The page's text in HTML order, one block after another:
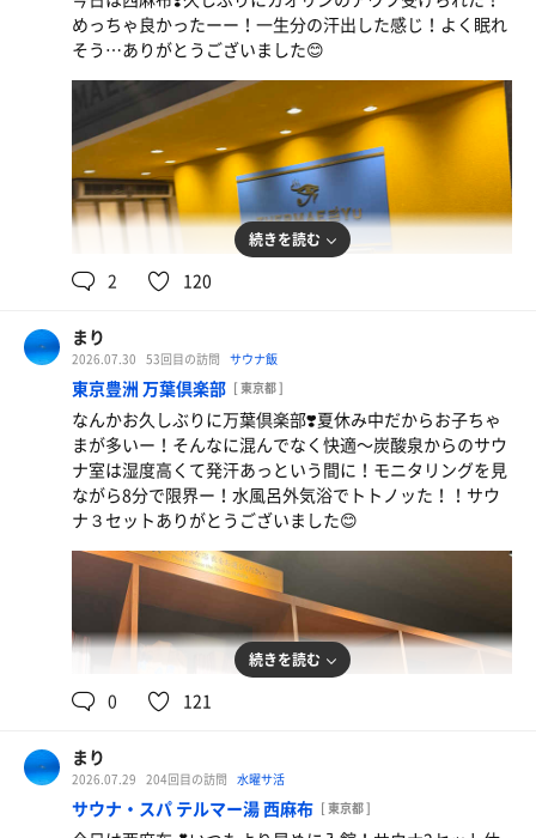
西麻布のメガオロポ本当に最高ーーー！
フルーツオロポ
久しぶりー！美味しい😋
めっちゃ良かったーー！一生分の汗出した感じ！よく眠れ
そう…ありがとうございました😊
メガオロポ
やっぱり西麻布のメガオロポ最高！！
続きを読む
2 120
まり
2026.07.30 53回目の訪問 サウナ飯
東京豊洲 万葉倶楽部 [ 東京都 ]
なんかお久しぶりに万葉倶楽部❣️夏休み中だからお子ちゃ
まが多いー！そんなに混んでなく快適〜炭酸泉からのサウ
ナ室は湿度高くて発汗あっという間に！モニタリングを見
ながら8分で限界ー！水風呂外気浴でトトノッた！！サウ
ナ３セットありがとうございました😊
続きを読む
0 121
まり
2026.07.29 204回目の訪問 水曜サ活
サウナ・スパ テルマー湯 西麻布 [ 東京都 ]